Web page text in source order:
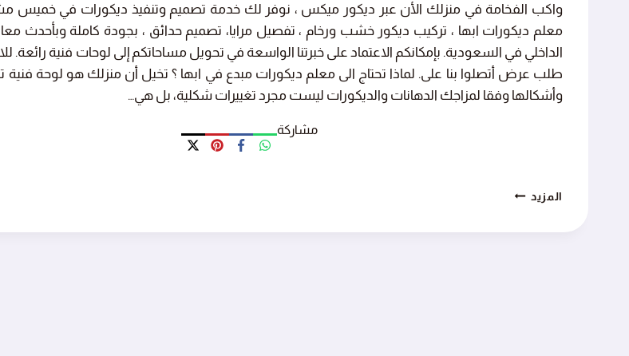
واكب الفخامة في منزلك الأن عبر ديكور ميكس ، نوفر لك خدمة تصميم وتنفيذ ديكورات في خميس
معلم ديكورات ابها ، تركيب ديكور خشب ورخام ، تفصيل مرايا، تصميم حدائق ، بجودة كاملة وبأحدث
الداخلي في السعودية. بإمكانكم الاعتماد على خبرتنا الواسعة في تحويل مساحاتكم إلى لوحات فنية رائعة.
طلب عرض أتصلوا بنا على. لماذا تحتاج الى معلم ديكورات مبدع في ابها ؟ تخيل أن منزلك هو لوحة فنية
وأشكالها وفقا لمزاجك الدهانات والديكورات ليست مجرد تغييرات شكلية، بل هي…
مشاركة
المزيد معلم